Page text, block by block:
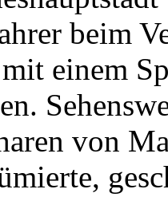
beim
einem
von